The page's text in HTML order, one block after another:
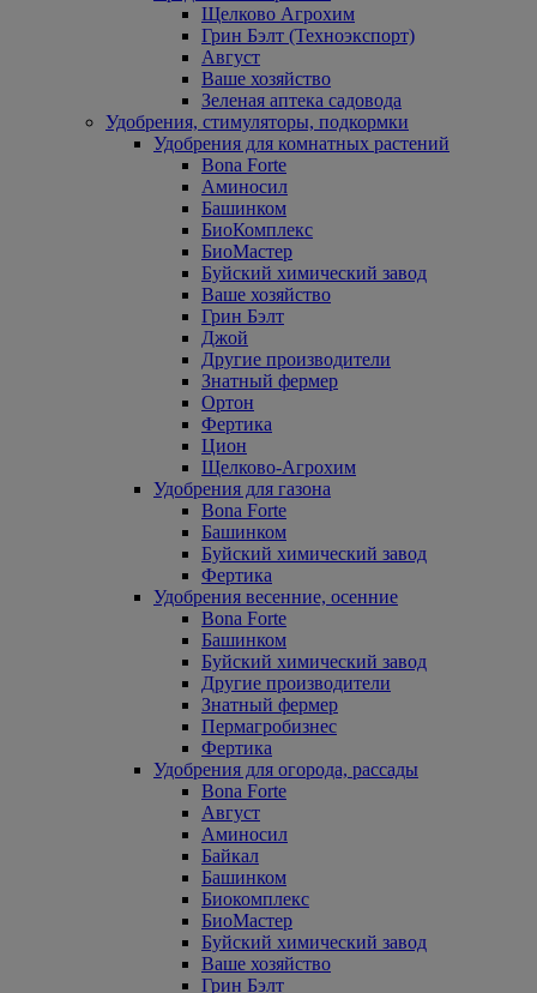
Щелково Агрохим
Грин Бэлт (Техноэкспорт)
Август
Ваше хозяйство
Зеленая аптека садовода
Удобрения, стимуляторы, подкормки
Удобрения для комнатных растений
Bona Forte
Аминосил
Башинком
БиоКомплекс
БиоМастер
Буйский химический завод
Ваше хозяйство
Грин Бэлт
Джой
Другие производители
Знатный фермер
Ортон
Фертика
Цион
Щелково-Агрохим
Удобрения для газона
Bona Forte
Башинком
Буйский химический завод
Фертика
Удобрения весенние, осенние
Bona Forte
Башинком
Буйский химический завод
Другие производители
Знатный фермер
Пермагробизнес
Фертика
Удобрения для огорода, рассады
Bona Forte
Август
Аминосил
Байкал
Башинком
Биокомплекс
БиоМастер
Буйский химический завод
Ваше хозяйство
Грин Бэлт